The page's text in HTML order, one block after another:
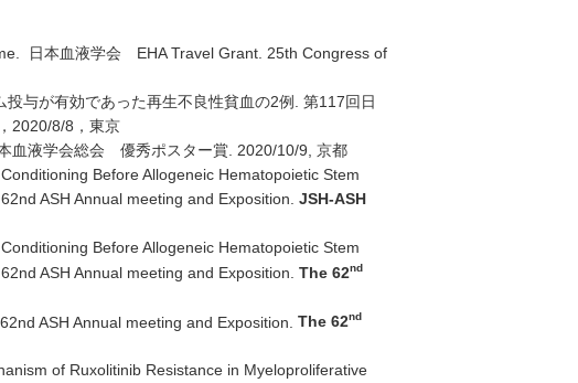
日本血液学会 EHA Travel Grant. 25th Congress of
与が有効であった再生不良性貧血の2例. 第117回日
2020/8/8，東京
血液学会総会 優秀ポスター賞. 2020/10/9, 京都
Before Allogeneic Hematopoietic Stem
ASH Annual meeting and Exposition. JSH-ASH
Before Allogeneic Hematopoietic Stem
ASH Annual meeting and Exposition. The 62nd
ASH Annual meeting and Exposition. The 62nd
of Ruxolitinib Resistance in Myeloproliferative